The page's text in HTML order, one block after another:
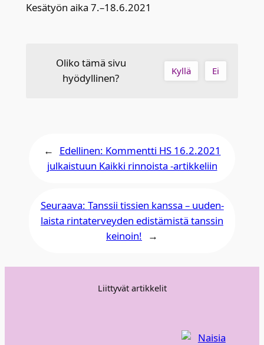
Kesä­työn aika 7.–18.6.2021
Oliko tämä sivu
hyödyllinen?
Kyllä Ei
← Edellinen: Kom­ment­ti HS 16.2.2021
jul­kais­tuun Kaik­ki rin­nois­ta ‑artik­ke­liin
Seuraava: Tans­sii tis­sien kans­sa – uuden­
lais­ta rin­ta­ter­vey­den edis­tä­mis­tä tans­sin
kei­noin!
→
Liittyvät artikkelit